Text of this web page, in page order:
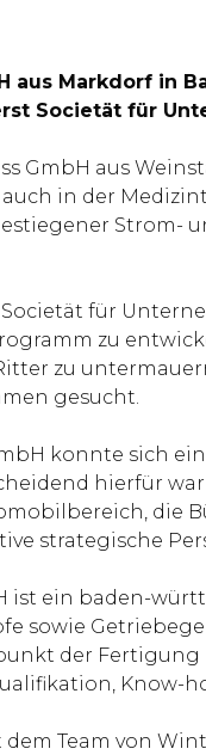
aus Markdorf in
Societät für
GmbH aus
in der
Strom-
für
zu
zu
gesucht.
konnte sich
hierfür
die
strategische
ist ein baden-
sowie
der
Know-
dem Team von